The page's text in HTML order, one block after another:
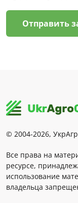
Отправить
© 2004-2026,
Все права на
ресурсе,
использование
владельца